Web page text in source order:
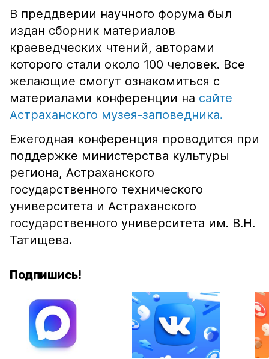
В преддверии научного форума был
издан сборник материалов
краеведческих чтений, авторами
которого стали около 100 человек. Все
желающие смогут ознакомиться с
материалами конференции на сайте
Астраханского музея-заповедника.
Ежегодная конференция проводится при
поддержке министерства культуры
региона, Астраханского
государственного технического
университета и Астраханского
государственного университета им. В.Н.
Татищева.
Подпишись!